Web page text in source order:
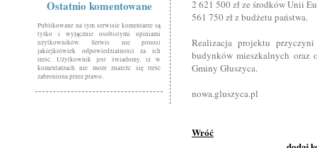
Ostatnio komentowane
Publikowane na tym serwisie komentarze są
tylko i wyłącznie osobistymi opiniami
użytkowników. Serwis nie ponosi
jakiejkolwiek odpowiedzialności za ich
treść. Użytkownik jest świadomy, iż w
komentarzach nie może znaleźć się treść
zabroniona przez prawo.
2 621 500 zł ze środków Unii
561 750 zł z budżetu państwa.
Realizacja projektu
budynków mieszkalnych oraz
Gminy Głuszyca.
nowa.gluszyca.pl
Wróć